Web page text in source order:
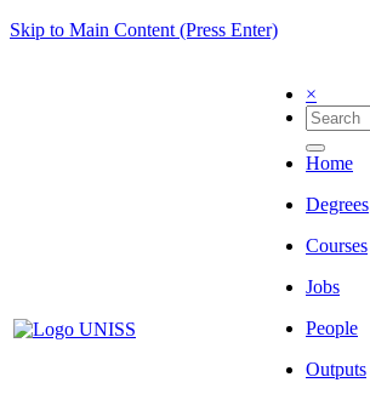
Skip to Main Content (Press Enter)
×
Home
Degrees
Courses
Jobs
People
Outputs